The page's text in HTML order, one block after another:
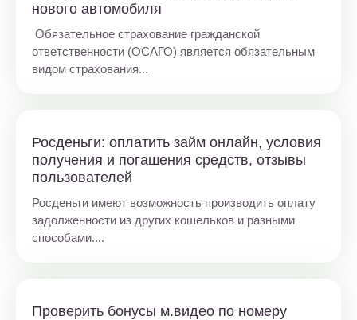
нового автомобиля
Обязательное страхование гражданской
ответственности (ОСАГО) является обязательным
видом страхования...
Росденьги: оплатить займ онлайн, условия
получения и погашения средств, отзывы
пользователей
Росденьги имеют возможность производить оплату
задолженности из других кошельков и разными
способами....
Проверить бонусы м.видео по номеру